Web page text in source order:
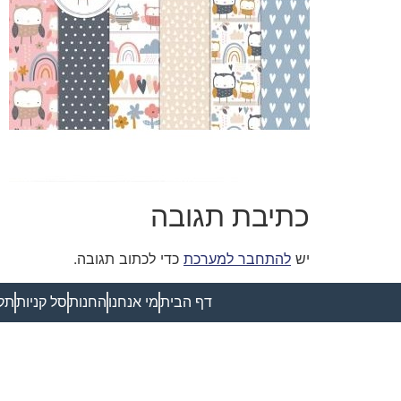
כתיבת תגובה
יש להתחבר למערכת כדי לכתוב תגובה.
דף הביתמי אנחנו החנותסל קניות